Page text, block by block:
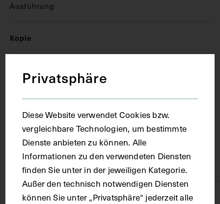
Ausführung
Kopie
Wien
Material
Karton
Technik
Privatsphäre
Diese Website verwendet Cookies bzw.
vergleichbare Technologien, um bestimmte
Dienste anbieten zu können. Alle
Informationen zu den verwendeten Diensten
finden Sie unter in der jeweiligen Kategorie.
Außer den technisch notwendigen Diensten
können Sie unter „Privatsphäre“ jederzeit alle